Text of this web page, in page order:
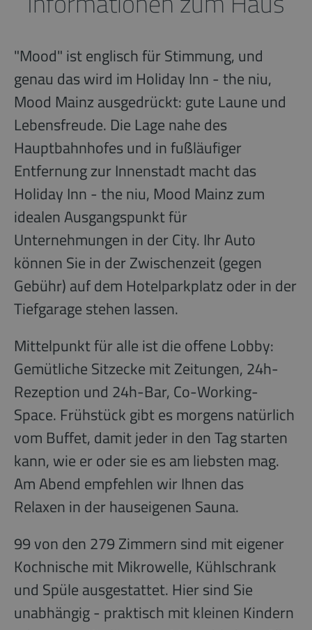
"Mood" ist englisch für Stimmung, und
genau das wird im Holiday Inn - the niu,
Mood Mainz ausgedrückt: gute Laune und
Lebensfreude. Die Lage nahe des
Hauptbahnhofes und in fußläufiger
Entfernung zur Innenstadt macht das
Holiday Inn - the niu, Mood Mainz zum
idealen Ausgangspunkt für
Unternehmungen in der City. Ihr Auto
können Sie in der Zwischenzeit (gegen
Gebühr) auf dem Hotelparkplatz oder in der
Tiefgarage stehen lassen.
Mittelpunkt für alle ist die offene Lobby:
Gemütliche Sitzecke mit Zeitungen, 24h-
Rezeption und 24h-Bar, Co-Working-
Space. Frühstück gibt es morgens natürlich
vom Buffet, damit jeder in den Tag starten
kann, wie er oder sie es am liebsten mag.
Am Abend empfehlen wir Ihnen das
Relaxen in der hauseigenen Sauna.
99 von den 279 Zimmern sind mit eigener
Kochnische mit Mikrowelle, Kühlschrank
und Spüle ausgestattet. Hier sind Sie
unabhängig - praktisch mit kleinen Kindern